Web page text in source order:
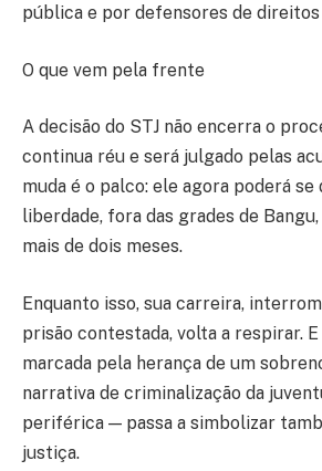
pública e por defensores de direitos
O que vem pela frente
A decisão do STJ não encerra o
continua réu e será julgado pelas
muda é o palco: ele agora poderá
liberdade, fora das grades de
mais de dois meses.
Enquanto isso, sua carreira,
prisão contestada, volta a respirar.
marcada pela herança de um
narrativa de criminalização da
periférica — passa a simbolizar
justiça.